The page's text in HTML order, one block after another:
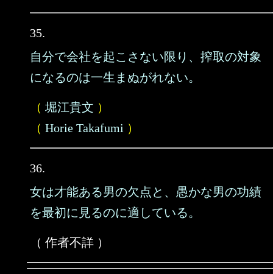
35.
自分で会社を起こさない限り、搾取の対象
になるのは一生まぬがれない。
（ 堀江貴文 ）
（ Horie Takafumi ）
36.
女は才能ある男の欠点と、愚かな男の功績
を最初に見るのに適している。
（ 作者不詳 ）